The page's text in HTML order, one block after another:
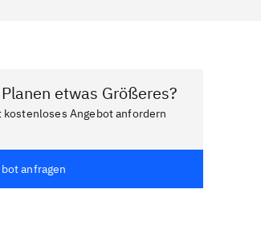
etwas Größeres?
kostenloses Angebot anfordern
anfragen